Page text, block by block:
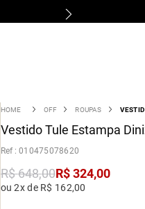
OFF ROUPAS
Vestido Tule Estampa
:010475078620
R$648,00R$ 324,00
ou 2x de R$ 162,00